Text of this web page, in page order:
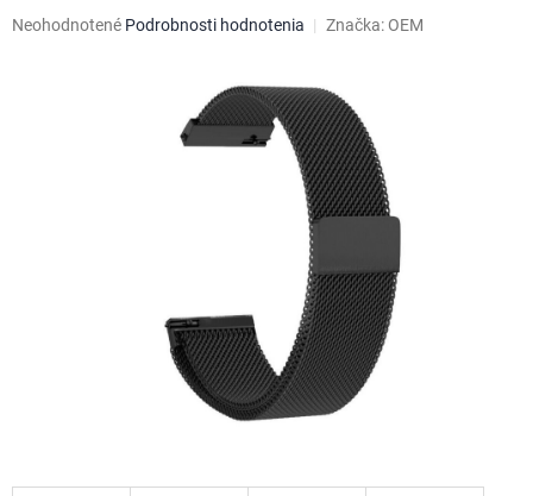
Priemerné
Neohodnotené Podrobnosti hodnotenia Značka: OEM